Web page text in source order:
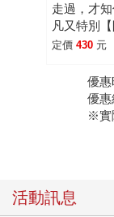
照護方法，像是
「如何建立自我
往。曾經我也有
望，被憂傷緊緊
好日子忽然降臨
所期待，足以鼓
空》猶如一劑強
求、及時向他人
走過，才
凡又特別
者印簽卡片
定價 430 元
優惠
優惠
※實
活動訊息